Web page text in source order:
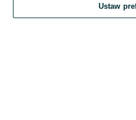
Kontynuując za pośrednictwemUstaw